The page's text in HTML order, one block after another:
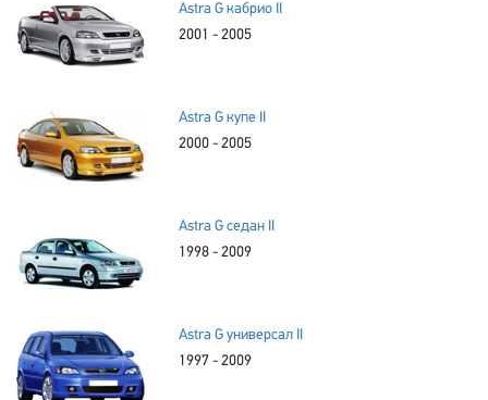
Astra G кабрио II
2001 - 2005
Astra G купе II
2000 - 2005
Astra G седан II
1998 - 2009
Astra G универсал II
1997 - 2009